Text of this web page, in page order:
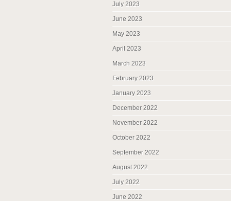
July 2023
June 2023
May 2023
April 2023
March 2023
February 2023
January 2023
December 2022
November 2022
October 2022
September 2022
August 2022
July 2022
June 2022